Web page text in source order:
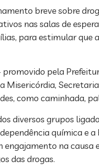
breve sobre
nas salas de
para estimular que
promovido pela
Misericórdia,
como caminhada,
diversos grupos
química e a
na causa
das drogas.